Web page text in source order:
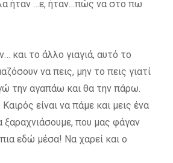
ήταν …ε, ήταν…πώς να στο πω
και το άλλο γιαγιά, αυτό το
να πεις, μην το πεις γιατί
την αγαπάω και θα την πάρω.
είναι να πάμε και μεις ένα
ξαραχνιάσουμε, που μας φάγαν
εδώ μέσα! Να χαρεί και ο